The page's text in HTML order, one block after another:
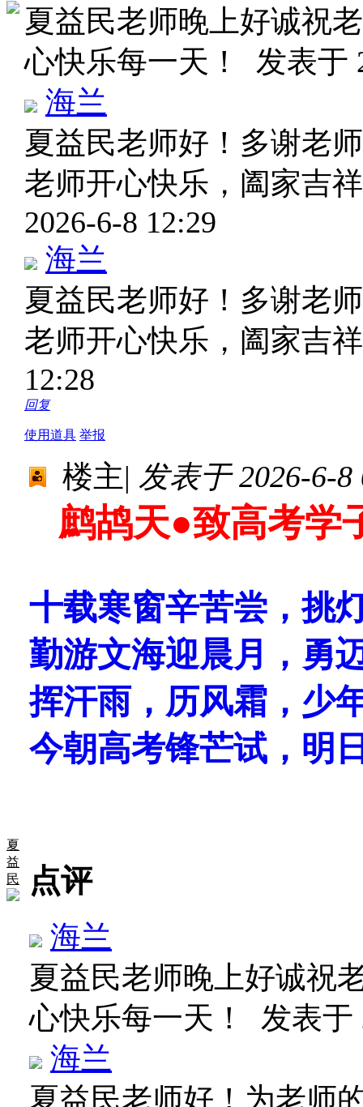
夏益民老师晚上好诚祝
心快乐每一天！ 发表于
海兰
夏益民老师好！多谢老
老师开心快乐，阖家吉
2026-6-8 12:29
海兰
夏益民老师好！多谢老
老师开心快乐，阖家吉
12:28
回复
使用道具 举报
夏
益
民
楼主| 发表于 2026-6-8
鹧鸪天●致高考学
十载寒窗辛苦尝，挑
勤游文海迎晨月，勇
挥汗雨，历风霜，少
今朝高考锋芒试，明
点评
海兰
夏益民老师晚上好诚祝
心快乐每一天！ 发表于
海兰
夏益民老师好！为老师